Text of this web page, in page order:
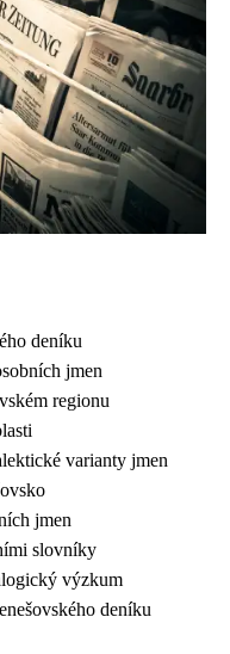
deníku
jmen
regionu
varianty jmen
jmen
slovníky
výzkum
deníku